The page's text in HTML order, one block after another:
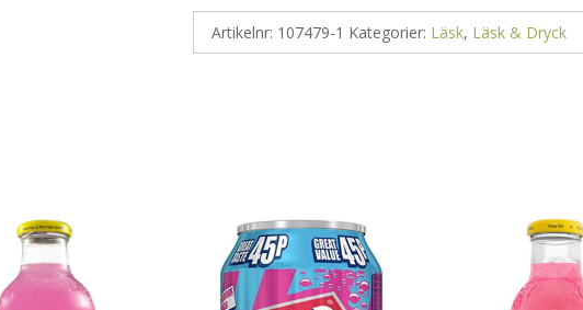
Artikelnr: 107479-1 Kategorier: Läsk, Läsk & Dryck